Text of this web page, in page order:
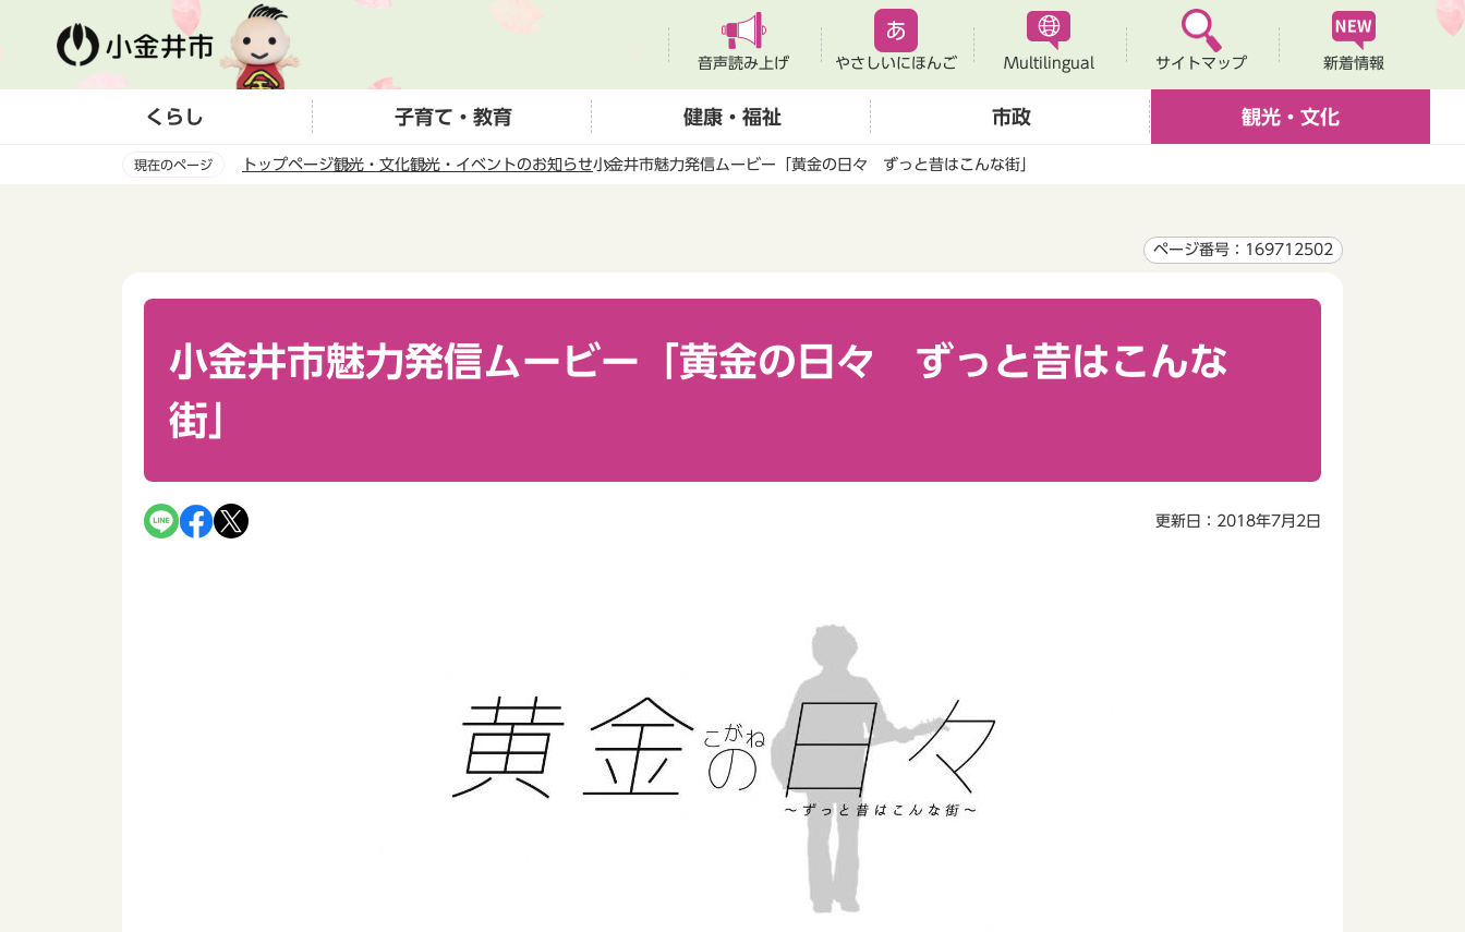
ー
音声読み上げ やさしいにほんご Multilingual サイトマップ 新着情報
くらし 子育て・教育 健康・福祉 市政 観光・文化
現在のページ トップページ観光・文化観光・イベントのお知らせ小金井市魅力発信ムービー「黄金の日々 ずっと昔はこんな街」
ページ番号：169712502
小金井市魅力発信ムービー「黄金の日々 ずっと昔はこんな
街」
更新日：2018年7月2日